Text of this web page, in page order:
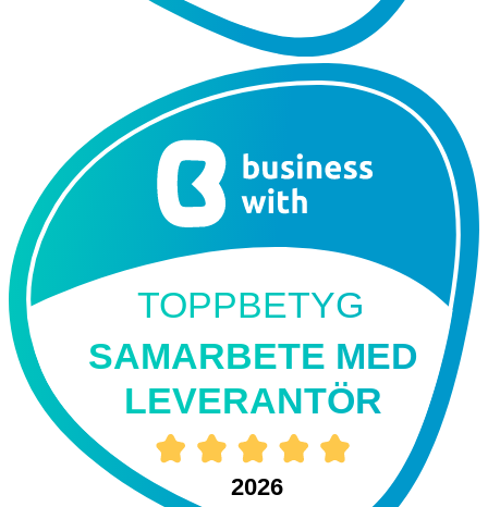
TOPPBETYG
SAMARBETE MED
LEVERANTÖR
2026